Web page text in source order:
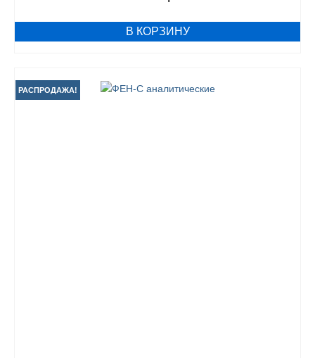
В КОРЗИНУ
РАСПРОДАЖА!